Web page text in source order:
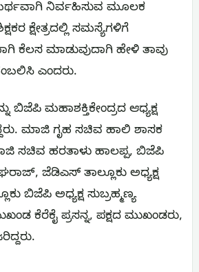
ನಿರ್ವಹಿಸುವ ಮೂಲಕ
ಕ್ಷೇತ್ರದಲ್ಲಿ ಸಮಸ್ಯೆಗಳಿಗೆ
ಕೆಲಸ ಮಾಡುವುದಾಗಿ ಹೇಳಿ ತಾವು
ಎಂದರು.
ಬಿಜೆಪಿ ಮಹಾಶಕ್ತಿಕೇಂದ್ರದ ಆಧ್ಯಕ್ಷ
ಮಾಜಿ ಗೃಹ ಸಚಿವ ಹಾಲಿ ಶಾಸಕ
ಸಚಿವ ಹರತಾಳು ಹಾಲಪ್ಪ, ಬಿಜೆಪಿ
ಜೆಡಿಎಸ್ ತಾಲ್ಲೂಕು ಅಧ್ಯಕ್ಷ
ಬಿಜೆಪಿ ಅಧ್ಯಕ್ಷ ಸುಬ್ರಹ್ಮಣ್ಯ
ಕೆರೆಕೈ ಪ್ರಸನ್ನ, ಪಕ್ಷದ ಮುಖಂಡರು,